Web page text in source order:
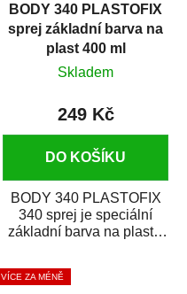
BODY 340 PLASTOFIX
sprej základní barva na
plast 400 ml
Skladem
249 Kč
DO KOŠÍKU
BODY 340 PLASTOFIX
340 sprej je speciální
základní barva na plasty,
vrchních...
VÍCE ZA MÉNĚ